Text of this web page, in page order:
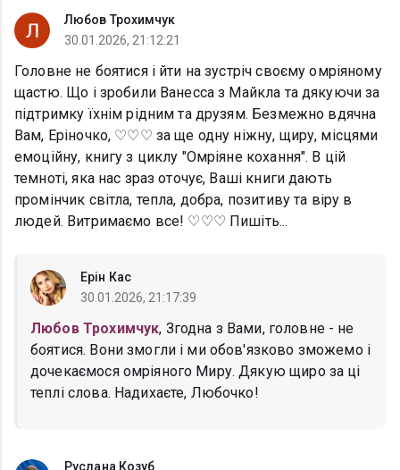
Любов Трохимчук
30.01.2026, 21:12:21
Головне не боятися і йти на зустріч своєму омріяному
щастю. Що і зробили Ванесса з Майкла та дякуючи за
підтримку їхнім рідним та друзям. Безмежно вдячна
Вам, Еріночко, ♡♡♡ за ще одну ніжну, щиру, місцями
емоційну, книгу з циклу "Омріяне кохання". В цій
темноті, яка нас зраз оточує, Ваші книги дають
промінчик світла, тепла, добра, позитиву та віру в
людей. Витримаємо все! ♡♡♡ Пишіть...
Ерін Кас
30.01.2026, 21:17:39
Любов Трохимчук, Згодна з Вами, головне - не
боятися. Вони змогли і ми обов'язково зможемо і
дочекаємося омріяного Миру. Дякую щиро за ці
теплі слова. Надихаєте, Любочко!
Руслана Козуб